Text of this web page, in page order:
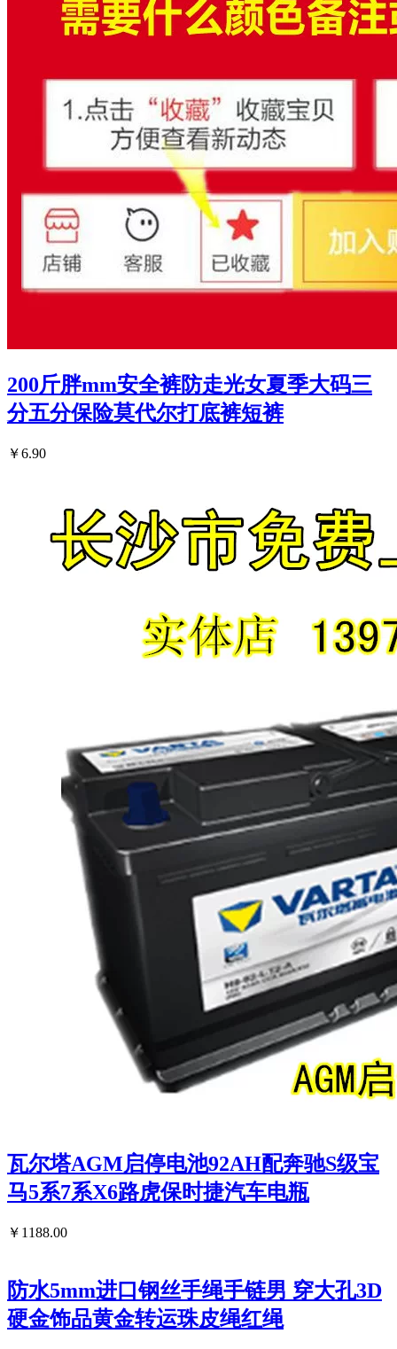
200斤胖mm安全裤防走光女夏季大码三
分五分保险莫代尔打底裤短裤
￥6.90
瓦尔塔AGM启停电池92AH配奔驰S级宝
马5系7系X6路虎保时捷汽车电瓶
￥1188.00
防水5mm进口钢丝手绳手链男 穿大孔3D
硬金饰品黄金转运珠皮绳红绳